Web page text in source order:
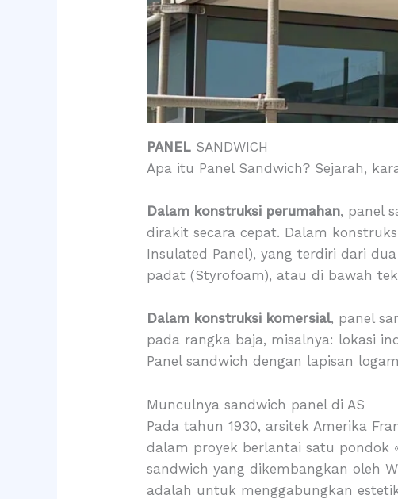
PANEL SANDWICH
Apa itu Panel Sandwich? Sejarah,
Dalam konstruksi perumahan, panel
dirakit secara cepat. Dalam
Insulated Panel), yang terdiri dari
padat (Styrofoam), atau di bawah
Dalam konstruksi komersial, panel
pada rangka baja, misalnya: lokasi
Panel sandwich dengan lapisan
Munculnya sandwich panel di AS
Pada tahun 1930, arsitek Amerika
dalam proyek berlantai satu pondok
sandwich yang dikembangkan oleh
adalah untuk menggabungkan